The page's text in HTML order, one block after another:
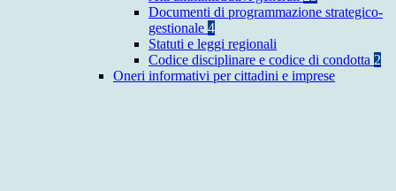
Documenti di programmazione strategico-
gestionale 4
Statuti e leggi regionali
Codice disciplinare e codice di condotta 2
Oneri informativi per cittadini e imprese